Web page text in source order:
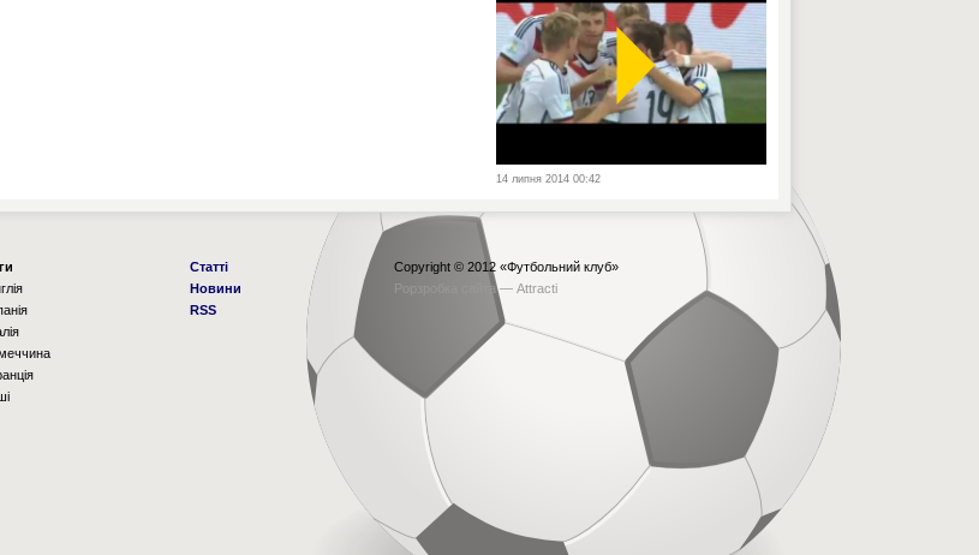
14 липня 2014 00:42
Статті
Новини
RSS
Copyright © 2012 «Футбольний клуб»
Рорзробка сайта — Attracti